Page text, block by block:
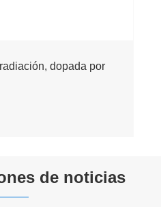
la fibra resistente
por Erbia
de noticias